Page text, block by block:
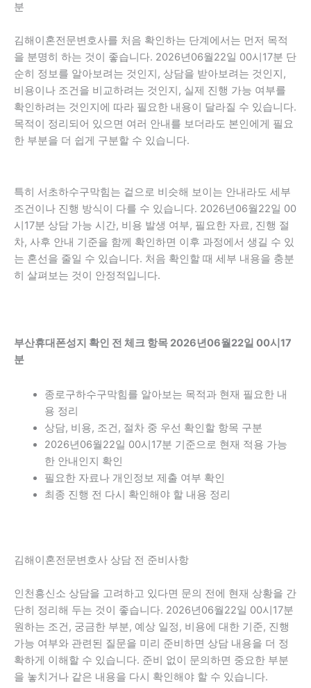
분
김해이혼전문변호사를 처음 확인하는 단계에서는 먼저 목적
을 분명히 하는 것이 좋습니다. 2026년06월22일 00시17분 단
순히 정보를 알아보려는 것인지, 상담을 받아보려는 것인지,
비용이나 조건을 비교하려는 것인지, 실제 진행 가능 여부를
확인하려는 것인지에 따라 필요한 내용이 달라질 수 있습니다.
목적이 정리되어 있으면 여러 안내를 보더라도 본인에게 필요
한 부분을 더 쉽게 구분할 수 있습니다.
특히 서초하수구막힘는 겉으로 비슷해 보이는 안내라도 세부
조건이나 진행 방식이 다를 수 있습니다. 2026년06월22일 00
시17분 상담 가능 시간, 비용 발생 여부, 필요한 자료, 진행 절
차, 사후 안내 기준을 함께 확인하면 이후 과정에서 생길 수 있
는 혼선을 줄일 수 있습니다. 처음 확인할 때 세부 내용을 충분
히 살펴보는 것이 안정적입니다.
부산휴대폰성지 확인 전 체크 항목 2026년06월22일 00시17
분
종로구하수구막힘를 알아보는 목적과 현재 필요한 내
용 정리
상담, 비용, 조건, 절차 중 우선 확인할 항목 구분
2026년06월22일 00시17분 기준으로 현재 적용 가능
한 안내인지 확인
필요한 자료나 개인정보 제출 여부 확인
최종 진행 전 다시 확인해야 할 내용 정리
김해이혼전문변호사 상담 전 준비사항
인천흥신소 상담을 고려하고 있다면 문의 전에 현재 상황을 간
단히 정리해 두는 것이 좋습니다. 2026년06월22일 00시17분
원하는 조건, 궁금한 부분, 예상 일정, 비용에 대한 기준, 진행
가능 여부와 관련된 질문을 미리 준비하면 상담 내용을 더 정
확하게 이해할 수 있습니다. 준비 없이 문의하면 중요한 부분
을 놓치거나 같은 내용을 다시 확인해야 할 수 있습니다.